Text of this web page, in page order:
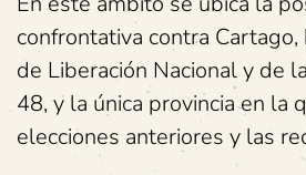
confrontativa contra
de Liberación Nacional y de
48, y la única provincia en la
elecciones anteriores y las